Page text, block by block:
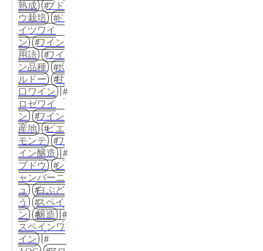
熟成
ブド
ウ栽培
ド
イツワイ
ン
ワイン
用語
ワイ
ン品種
ボ
ルドー
甘
口ワイン
ロゼワイ
ン
ワイン
産地
ピエ
モンテ
ワ
イン醸造
ブドウ
シ
ャンパーニ
ュ
白ぶど
う
スペイ
ン
醸造
スペインワ
イン